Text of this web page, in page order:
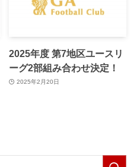
2025年度 第7地区ユースリ
ーグ2部組み合わせ決定！
2025年2月20日